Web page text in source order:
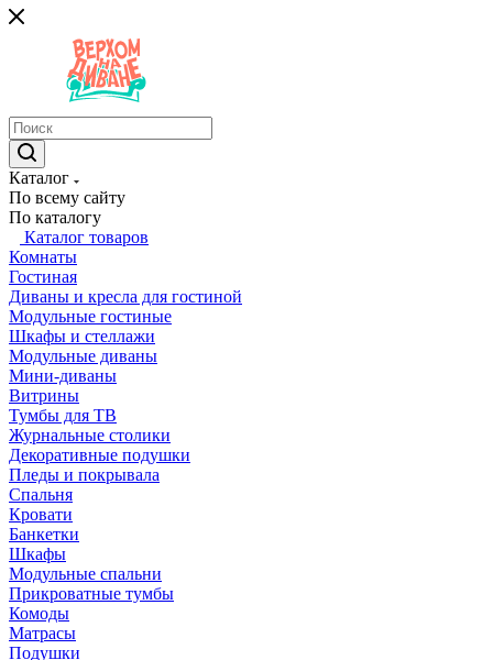
Каталог
По всему сайту
По каталогу
Каталог товаров
Комнаты
Гостиная
Диваны и кресла для гостиной
Модульные гостиные
Шкафы и стеллажи
Модульные диваны
Мини-диваны
Витрины
Тумбы для ТВ
Журнальные столики
Декоративные подушки
Пледы и покрывала
Спальня
Кровати
Банкетки
Шкафы
Модульные спальни
Прикроватные тумбы
Комоды
Матрасы
Подушки